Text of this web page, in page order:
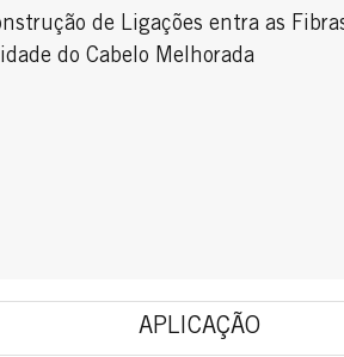
de Ligações entra as
do Cabelo Melhorada
APLICAÇÃO